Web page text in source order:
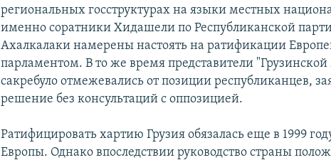
региональных госструктурах на языки местных
именно соратники Хидашели по Республиканской
Ахалкалаки намерены настоять на ратификации
парламентом. В то же время представители
сакребуло отмежевались от позиции республиканцев,
решение без консультаций с оппозицией.
Ратифицировать хартию Грузия обязалась еще в 1999
Европы. Однако впоследствии руководство страны